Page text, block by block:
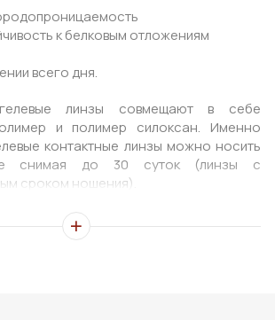
к белковым отложениям
всего дня.
линзы совмещают в себе
и полимер силоксан. Именно
контактные линзы можно носить
снимая до 30 суток (линзы с
сроком ношения).
дневного ношения коэффициент
(Dk) должен быть 24 – 26 единиц,